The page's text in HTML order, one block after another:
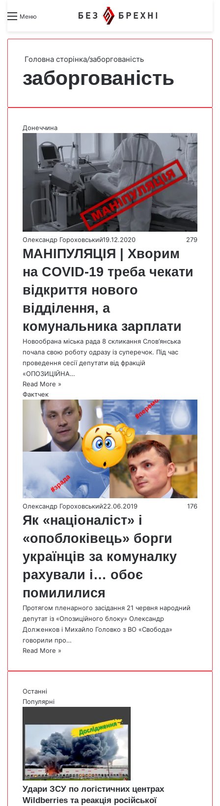
Меню Search forSwitch skin
Головна сторінка/заборгованість
заборгованість
Донеччина
Олександр Гороховський19.12.2020 279
МАНІПУЛЯЦІЯ | Хворим
на COVID-19 треба чекати
відкриття нового
відділення, а
комунальника зарплати
Новообрана міська рада 8 скликання Слов’янська
почала свою роботу одразу із суперечок. Під час
проведення сесії депутати від фракцій
«ОПОЗИЦІЙНА…
Read More »
Фактчек
Олександр Гороховський22.06.2019 176
Як «націоналіст» і
«опоблоківець» борги
українців за комуналку
рахували і… обоє
помилилися
Протягом пленарного засідання 21 червня народний
депутат із «Опозиційного блоку» Олександр
Долженков і Михайло Головко з ВО «Свобода»
говорили про…
Read More »
Останні
Популярні
Удари ЗСУ по логістичних центрах
Wildberries та реакція російської